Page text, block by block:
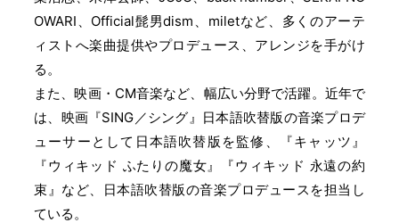
OWARI、Official髭男dism、miletなど、多くのアーテ
ィストへ楽曲提供やプロデュース、アレンジを手がけ
る。
また、映画・CM音楽など、幅広い分野で活躍。近年で
は、映画『SING／シング』日本語吹替版の音楽プロデ
ューサーとして日本語吹替版を監修、『キャッツ』
『ウィキッド ふたりの魔女』『ウィキッド 永遠の約
束』など、日本語吹替版の音楽プロデュースを担当し
ている。